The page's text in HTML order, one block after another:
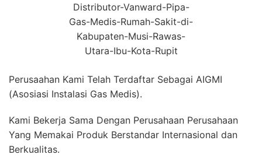
Distributor-Vanward-Pipa-
Gas-Medis-Rumah-Sakit-di-
Kabupaten-Musi-Rawas-
Utara-Ibu-Kota-Rupit
Perusaahan Kami Telah Terdaftar Sebagai AIGMI
(Asosiasi Instalasi Gas Medis).
Kami Bekerja Sama Dengan Perusahaan Perusahaan
Yang Memakai Produk Berstandar Internasional dan
Berkualitas.